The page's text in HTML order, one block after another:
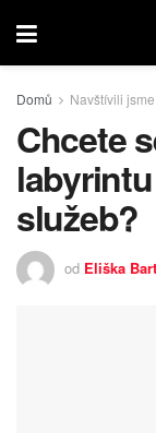
Domů Navštívili jsme
Chcete
služeb?
od Eliška